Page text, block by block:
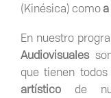
(Kinésica) como
En nuestro
Audiovisuales
que tienen
artístico de